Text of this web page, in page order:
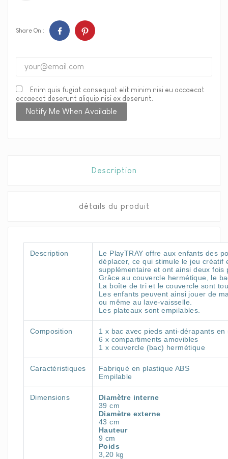
Share On :
Enim quis fugiat consequat elit minim nisi eu occaecat
occaecat deserunt aliquip nisi ex deserunt.
Notify Me When Available
Description
détails du produit
Description
Le PlayTRAY offre aux enfants des
déplacer, ce qui stimule le jeu
supplémentaire et ont ainsi deux fois
Grâce au couvercle hermétique, le
La boîte de tri et le couvercle sont
Les enfants peuvent ainsi jouer de
ou même au lave-vaisselle.
Les plateaux sont empilables.
Composition
1 x bac avec pieds anti-dérapants en
6 x compartiments amovibles
1 x couvercle (bac) hermétique
Caractéristiques
Fabriqué en plastique ABS
Empilable
Dimensions
Diamètre interne
39 cm
Diamètre externe
43 cm
Hauteur
9 cm
Poids
3,20 kg